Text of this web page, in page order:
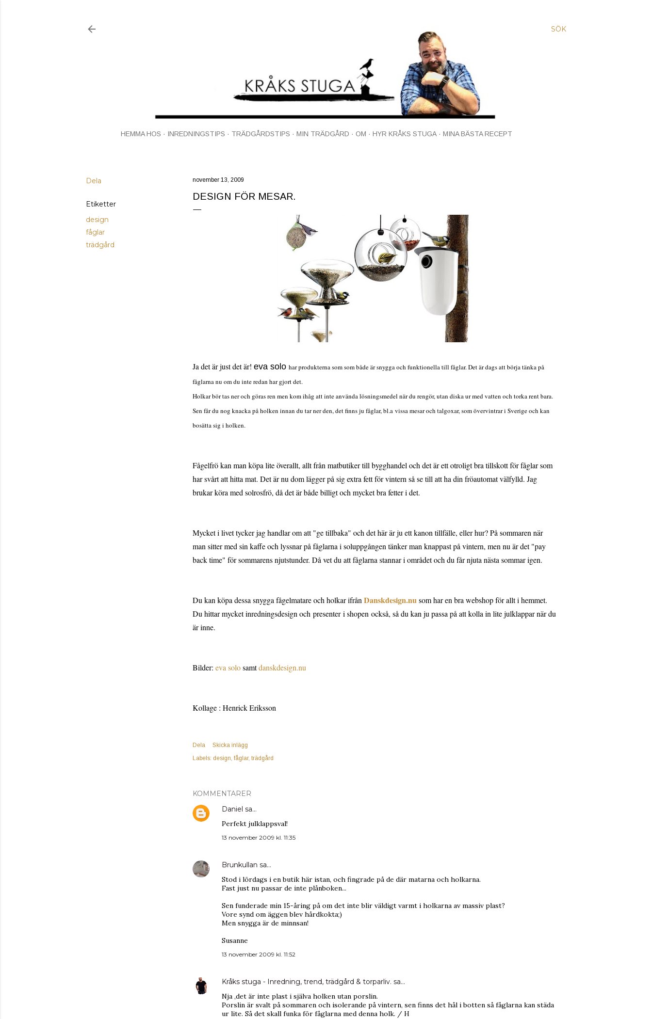
SÖK
HEMMA HOS INREDNINGSTIPS TRÄDGÅRDSTIPS MIN TRÄDGÅRD OM HYR KRÅKS STUGA MINA BÄSTA RECEPT
Dela
Etiketter
design
fåglar
trädgård
november 13, 2009
DESIGN FÖR MESAR.
Ja det är just det är! eva solo har produkterna som som både är snygga och funktionella till fåglar. Det är dags att börja tänka på
fåglarna nu om du inte redan har gjort det.
Holkar bör tas ner och göras ren men kom ihåg att inte använda lösningsmedel när du rengör, utan diska ur med vatten och torka rent bara.
Sen får du nog knacka på holken innan du tar ner den, det finns ju fåglar, bl.a vissa mesar och talgoxar, som övervintrar i Sverige och kan
bosätta sig i holken.
Fågelfrö kan man köpa lite överallt, allt från matbutiker till bygghandel och det är ett otroligt bra tillskott för fåglar som
har svårt att hitta mat. Det är nu dom lägger på sig extra fett för vintern så se till att ha din fröautomat välfylld. Jag
brukar köra med solrosfrö, då det är både billigt och mycket bra fetter i det.
Mycket i livet tycker jag handlar om att "ge tillbaka" och det här är ju ett kanon tillfälle, eller hur? På sommaren när
man sitter med sin kaffe och lyssnar på fåglarna i soluppgången tänker man knappast på vintern, men nu är det "pay
back time" för sommarens njutstunder. Då vet du att fåglarna stannar i området och du får njuta nästa sommar igen.
Du kan köpa dessa snygga fågelmatare och holkar ifrånDanskdesign.nusom har en bra webshop för allt i hemmet.
Du hittar mycket inredningsdesign och presenter i shopen också, så du kan ju passa på att kolla in lite julklappar när du
är inne.
Bilder: eva solosamtdanskdesign.nu
Kollage : Henrick Eriksson
Dela
Skicka inlägg
Labels: design fåglar trädgård
KOMMENTARER
Daniel sa…
Perfekt julklappsval!
13 november 2009 kl. 11:35
Brunkullan sa…
Stod i lördags i en butik här istan, och fingrade på de där matarna och holkarna.
Fast just nu passar de inte plånboken...
Sen funderade min 15-åring på om det inte blir väldigt varmt i holkarna av massiv plast?
Vore synd om äggen blev hårdkokta;)
Men snygga är de minnsan!
Susanne
13 november 2009 kl. 11:52
Kråks stuga - Inredning, trend, trädgård & torparliv. sa…
Nja ,det är inte plast i själva holken utan porslin.
Porslin är svalt på sommaren och isolerande på vintern, sen finns det hål i botten så fåglarna kan städa
ur lite. Så det skall funka för fåglarna med denna holk. / H